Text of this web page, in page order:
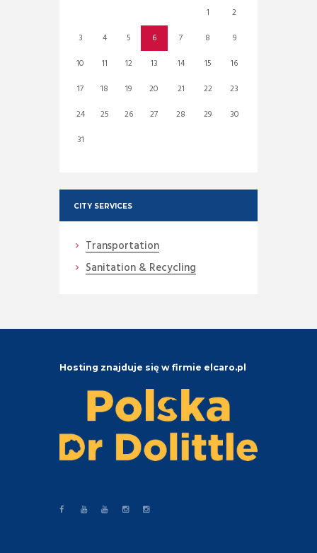
1
2
3
4 5 6 7 8
9
10
11 12 13 14 15
16
17
18 19 20 21 22
23
24
25 26 27 28 29
30
31
CITY SERVICES
Transportation
Sanitation & Recycling
Hosting znajduje się w firmie elcaro.pl